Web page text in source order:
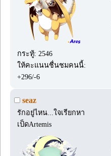
กระทู้: 2546
ให้คะแนนชื่นชมคนนี้:
+296/-6
seaz
รักอยู่ไหน...ใจเรียกหา
เป็ดArtemis